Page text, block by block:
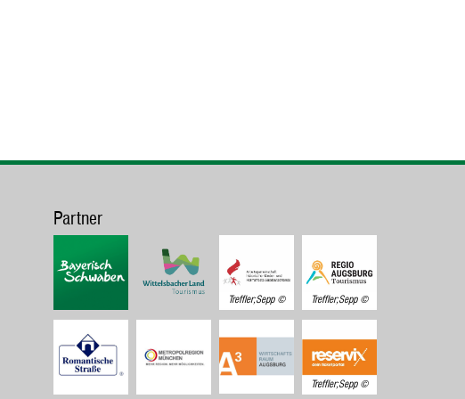
Partner
Treffler;Sepp Treffler;Sepp
Treffler;Sepp